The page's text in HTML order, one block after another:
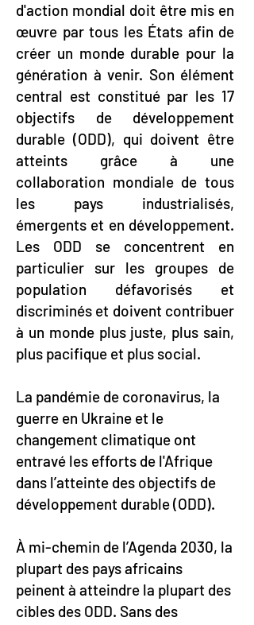
d'action mondial doit être mis en
œuvre par tous les États afin de
créer un monde durable pour la
génération à venir. Son élément
central est constitué par les 17
objectifs de développement
durable (ODD), qui doivent être
atteints grâce à une
collaboration mondiale de tous
les pays industrialisés,
émergents et en développement.
Les ODD se concentrent en
particulier sur les groupes de
population défavorisés et
discriminés et doivent contribuer
à un monde plus juste, plus sain,
plus pacifique et plus social.
La pandémie de coronavirus, la
guerre en Ukraine et le
changement climatique ont
entravé les efforts de l'Afrique
dans l’atteinte des objectifs de
développement durable (ODD).
À mi-chemin de l’Agenda 2030, la
plupart des pays africains
peinent à atteindre la plupart des
cibles des ODD. Sans des